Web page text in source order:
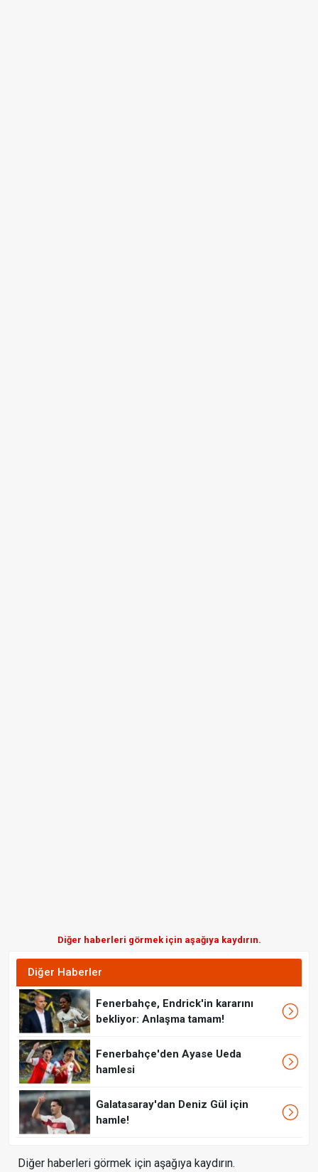
Diğer haberleri görmek için aşağıya kaydırın.
Diğer Haberler
Fenerbahçe, Endrick'in kararını
bekliyor: Anlaşma tamam!
Fenerbahçe'den Ayase Ueda
hamlesi
Galatasaray'dan Deniz Gül için
hamle!
Diğer haberleri görmek için aşağıya kaydırın.